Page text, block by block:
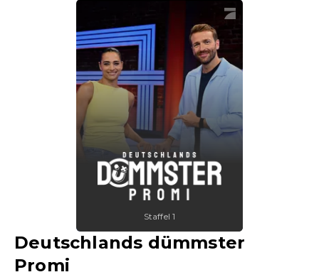
Staffel 1
Deutschlands dümmster
Promi